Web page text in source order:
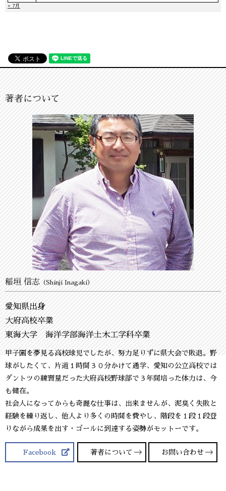
« 7月
著者について
稲垣 信志（Shinji Inagaki）
愛知県出身
大府高校卒業
東海大学 海洋学部海洋土木工学科卒業
甲子園を夢見る高校球児でしたが、努力足りずに県大会で敗退。野
球がしたくて、片道１時間３０分かけて通学、愛知の公立高校では
ダントツの練習量だった大府高校野球部で３年間培った体力は、今
も健在。
社会人になってからも奇麗な仕事は、出来ませんが、泥臭く失敗と
経験を繰り返し、他人より多くの時間を費やし、階段を１段１段登
りながら成果を出す・ゴールに到達する姿勢がモットーです。
Facebook 著者について お問い合わせ